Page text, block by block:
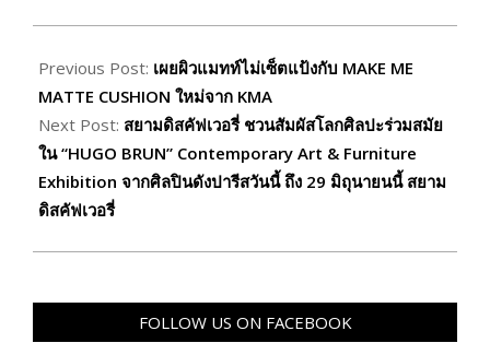
05-
25
Previous Post: เผยผิวแมทท์ไม่เซ็ตแป้งกับ MAKE ME
MATTE CUSHION ใหม่จาก KMA
Next Post: สยามดิสคัฟเวอรี่ ชวนสัมผัสโลกศิลปะร่วมสมัย
ใน “HUGO BRUN” Contemporary Art & Furniture
Exhibition จากศิลปินดังปารีสวันนี้ ถึง 29 มิถุนายนนี้ สยาม
ดิสคัฟเวอรี่
FOLLOW US ON FACEBOOK